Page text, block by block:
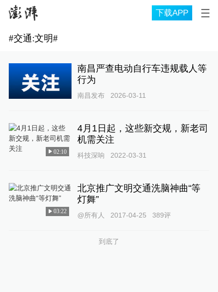
下载APP
#交通:文明#
南昌严查电动自行车违规载人等
行为
南昌发布 2026-03-11
02:10
4月1日起，这些新交规，新老司
机需关注
科技深响 2022-03-31
03:22
北京推广文明交通洗脑神曲“等
灯舞”
@所有人 2017-04-25 389评
到底了